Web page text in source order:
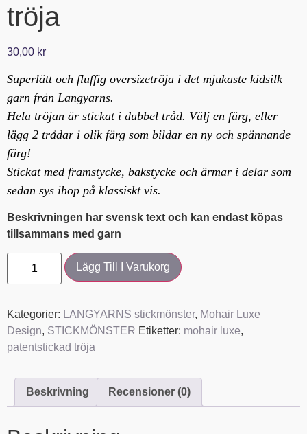
tröja
30,00 kr
Superlätt och fluffig oversizetröja i det mjukaste kidsilk
garn från Langyarns.
Hela tröjan är stickat i dubbel tråd. Välj en färg, eller
lägg 2 trådar i olik färg som bildar en ny och spännande
färg!
Stickat med framstycke, bakstycke och ärmar i delar som
sedan sys ihop på klassiskt vis.
Beskrivningen har svensk text och kan endast köpas
tillsammans med garn
Lägg Till I Varukorg
Kategorier: LANGYARNS stickmönster, Mohair Luxe
Design, STICKMÖNSTER Etiketter: mohair luxe,
patentstickad tröja
Beskrivning Recensioner (0)